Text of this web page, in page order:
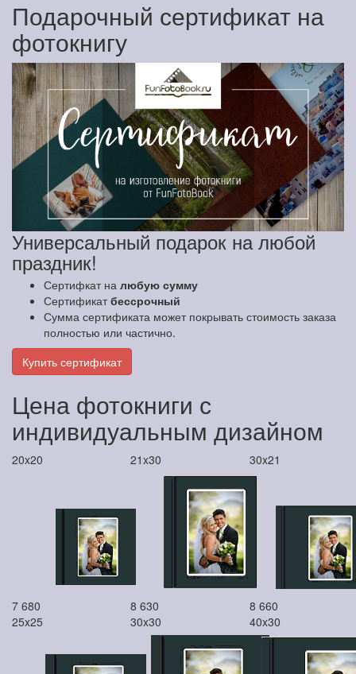
Подарочный сертификат на
фотокнигу
Универсальный подарок на любой
праздник!
Сертифкат на любую сумму
Сертификатбессрочный
Сумма сертификата может покрывать стоимость заказа
полностью или частично.
Купить сертификат
Цена фотокниги с
индивидуальным дизайном
20x20
7 680
21x30
8 630
30x21
8 660
25x25
30x30 40x30